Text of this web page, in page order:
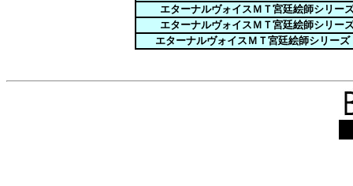
エターナルヴォイスＭＴ宮廷絵師シリー
エターナルヴォイスＭＴ宮廷絵師シリー
エターナルヴォイスＭＴ宮廷絵師シリー